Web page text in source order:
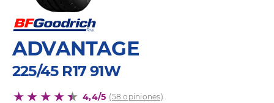
ADVANTAGE
225/45 R17 91W
4,4/5 (58 opiniones)